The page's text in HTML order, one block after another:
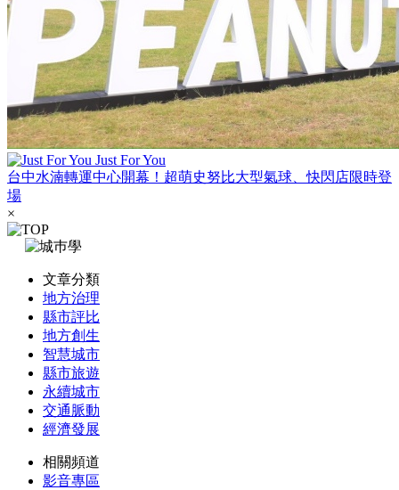
Just For You
台中水湳轉運中心開幕！超萌史努比大型氣球、快閃店限時登
場
×
文章分類
地方治理
縣市評比
地方創生
智慧城市
縣市旅遊
永續城市
交通脈動
經濟發展
相關頻道
影音專區